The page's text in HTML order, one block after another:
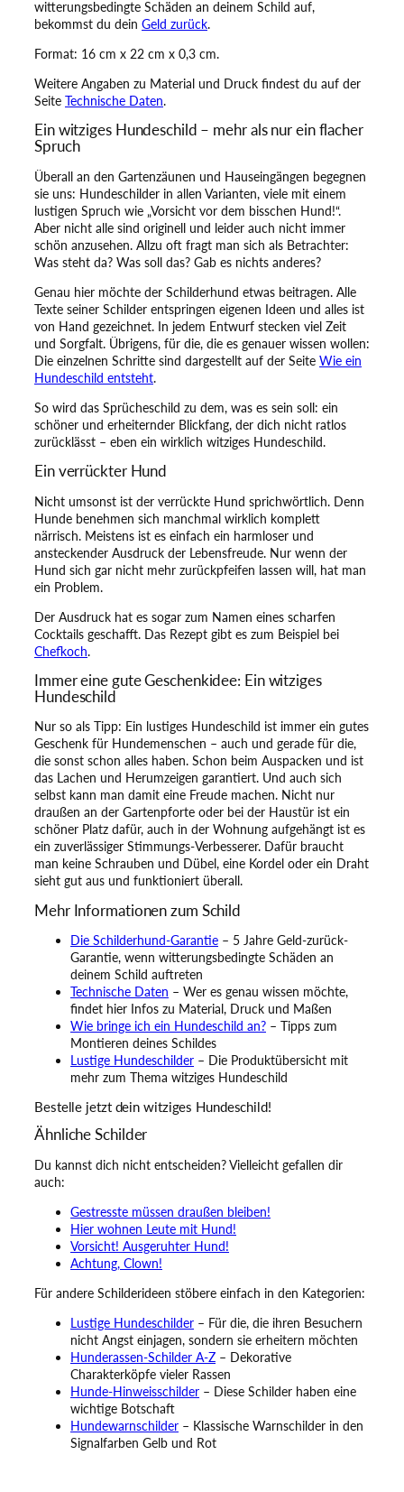
c
h
u
n
g
V
e
r
ü
c
k
t
e
r
H
u
n
d
!
M
e
n
g
witterungsbedingte Schäden an deinem Schild auf,
bekommst du dein Geld zurück.
Format: 16 cm x 22 cm x 0,3 cm.
Weitere Angaben zu Material und Druck findest du auf der
Seite Technische Daten.
Ein witziges Hundeschild – mehr als nur ein flacher
Spruch
Überall an den Gartenzäunen und Hauseingängen begegnen
sie uns: Hundeschilder in allen Varianten, viele mit einem
lustigen Spruch wie „Vorsicht vor dem bisschen Hund!“.
Aber nicht alle sind originell und leider auch nicht immer
schön anzusehen. Allzu oft fragt man sich als Betrachter:
Was steht da? Was soll das? Gab es nichts anderes?
Genau hier möchte der Schilderhund etwas beitragen. Alle
Texte seiner Schilder entspringen eigenen Ideen und alles ist
von Hand gezeichnet. In jedem Entwurf stecken viel Zeit
und Sorgfalt. Übrigens, für die, die es genauer wissen wollen:
Die einzelnen Schritte sind dargestellt auf der Seite Wie ein
Hundeschild entsteht.
So wird das Sprücheschild zu dem, was es sein soll: ein
schöner und erheiternder Blickfang, der dich nicht ratlos
zurücklässt – eben ein wirklich witziges Hundeschild.
Ein verrückter Hund
Nicht umsonst ist der verrückte Hund sprichwörtlich. Denn
Hunde benehmen sich manchmal wirklich komplett
närrisch. Meistens ist es einfach ein harmloser und
ansteckender Ausdruck der Lebensfreude. Nur wenn der
Hund sich gar nicht mehr zurückpfeifen lassen will, hat man
ein Problem.
Der Ausdruck hat es sogar zum Namen eines scharfen
Cocktails geschafft. Das Rezept gibt es zum Beispiel bei
Chefkoch.
Immer eine gute Geschenkidee: Ein witziges
Hundeschild
Nur so als Tipp: Ein lustiges Hundeschild ist immer ein gutes
Geschenk für Hundemenschen – auch und gerade für die,
die sonst schon alles haben. Schon beim Auspacken und ist
das Lachen und Herumzeigen garantiert. Und auch sich
selbst kann man damit eine Freude machen. Nicht nur
draußen an der Gartenpforte oder bei der Haustür ist ein
schöner Platz dafür, auch in der Wohnung aufgehängt ist es
ein zuverlässiger Stimmungs-Verbesserer. Dafür braucht
man keine Schrauben und Dübel, eine Kordel oder ein Draht
sieht gut aus und funktioniert überall.
Mehr Informationen zum Schild
Die Schilderhund-Garantie – 5 Jahre Geld-zurück-
Garantie, wenn witterungsbedingte Schäden an
deinem Schild auftreten
Technische Daten – Wer es genau wissen möchte,
findet hier Infos zu Material, Druck und Maßen
Wie bringe ich ein Hundeschild an? – Tipps zum
Montieren deines Schildes
Lustige Hundeschilder – Die Produktübersicht mit
mehr zum Thema witziges Hundeschild
Bestelle jetzt dein witziges Hundeschild!
Ähnliche Schilder
Du kannst dich nicht entscheiden? Vielleicht gefallen dir
auch:
Gestresste müssen draußen bleiben!
Hier wohnen Leute mit Hund!
Vorsicht! Ausgeruhter Hund!
Achtung, Clown!
Für andere Schilderideen stöbere einfach in den Kategorien:
Lustige Hundeschilder – Für die, die ihren Besuchern
nicht Angst einjagen, sondern sie erheitern möchten
Hunderassen-Schilder A-Z – Dekorative
Charakterköpfe vieler Rassen
Hunde-Hinweisschilder – Diese Schilder haben eine
wichtige Botschaft
Hundewarnschilder – Klassische Warnschilder in den
Signalfarben Gelb und Rot